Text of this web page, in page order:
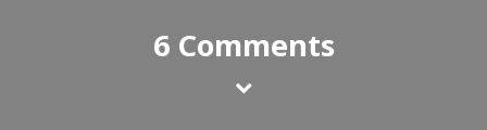
6 Comments